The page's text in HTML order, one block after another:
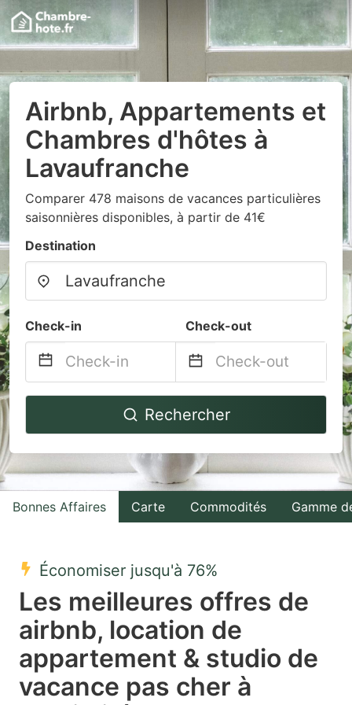
Airbnb, Appartements et
Chambres d'hôtes à
Lavaufranche
Comparer 478 maisons de vacances particulières
saisonnières disponibles, à partir de 41€
Destination
Check-in Check-out
Navigate
to
interact
with
the
select
date.
Press
question
Navigate
backward
to
interact
with
the
select
a
date.
Press
question
Rechercher
Bonnes Affaires Carte Commodités Gamme
Économiser jusqu'à 76%
Les meilleures offres de
airbnb, location de
appartement & studio de
vacance pas cher à